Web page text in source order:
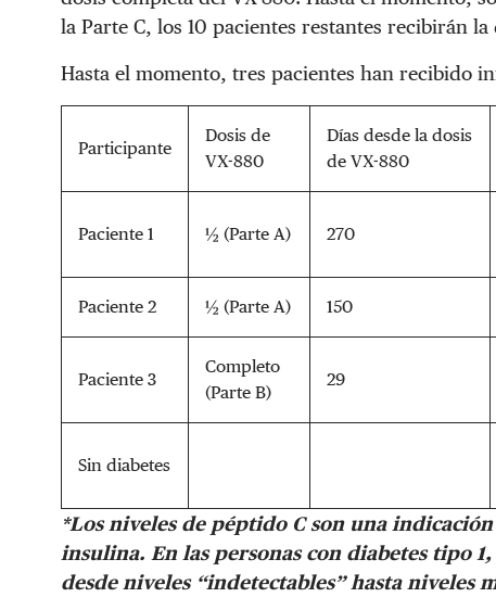
la Parte C, los 10 pacientes restantes recibirán
Hasta el momento, tres pacientes han recibido
Participante
Dosis de
VX-880
Días desde la dosis
de VX-880
Paciente 1 ½ (Parte A) 270
Paciente 2 ½ (Parte A) 150
Paciente 3
Completo
(Parte B)
29
Sin diabetes
*Los niveles de péptido C son una
insulina. En las personas con diabetes tipo
desde niveles “indetectables” hasta niveles